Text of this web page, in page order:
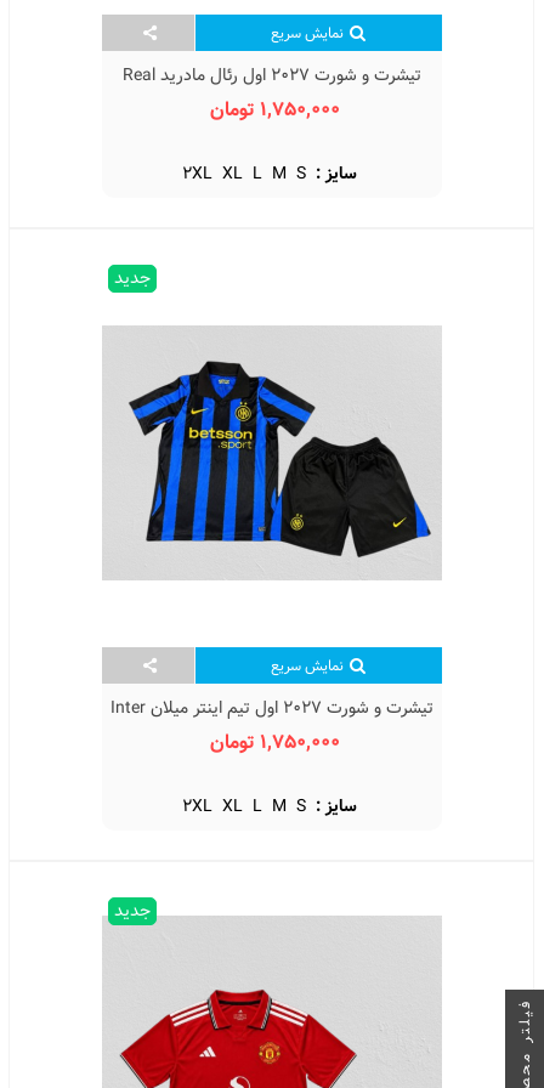
نمایش سریع
تیشرت و شورت 2027 اول رئال مادرید Real
Madrid 2027 Home Kit
1,750,000 تومان
سایز : S
M
L
XL
2XL
جدید
نمایش سریع
تیشرت و شورت 2027 اول تیم اینتر میلان Inter
Milan Home Kit 2027
1,750,000 تومان
سایز : S
M
L
XL
2XL
جدید